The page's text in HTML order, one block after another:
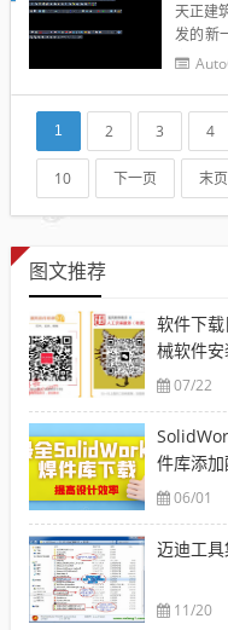
图所示
天正建
发的新
念服务
能，
加速...
1 2 3 4
10 下一页 末页
图文推荐
软件下
械软件
07/22
件库添
06/01
迈迪工
11/20